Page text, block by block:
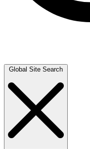
Global Site Search